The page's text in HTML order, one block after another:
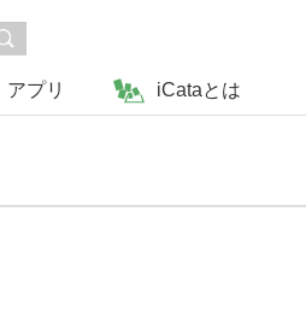
アプリ iCataとは